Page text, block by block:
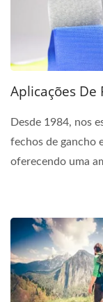
Aplicações De
Desde 1984, nos
fechos de gancho
oferecendo uma